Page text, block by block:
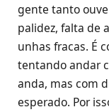
gente tanto ouve
palidez, falta de
unhas fracas. É
tentando andar
anda, mas com
esperado. Por